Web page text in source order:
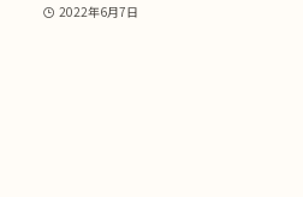
2022年6月7日